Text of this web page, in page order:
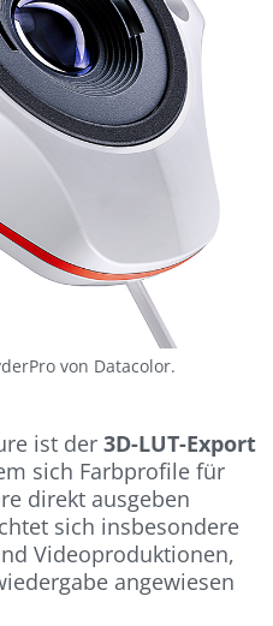
von Datacolor.
ist der3D-LUT-Export
sich Farbprofile für
direkt ausgeben
sich insbesondere
Videoproduktionen,
angewiesen